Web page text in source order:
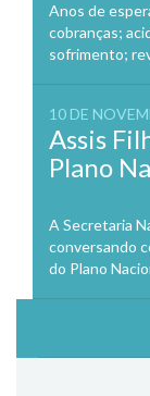
Anos de
cobranças;
sofrimento;
10 DE
Assis
Plano
A Secretaria
conversando
do Plano